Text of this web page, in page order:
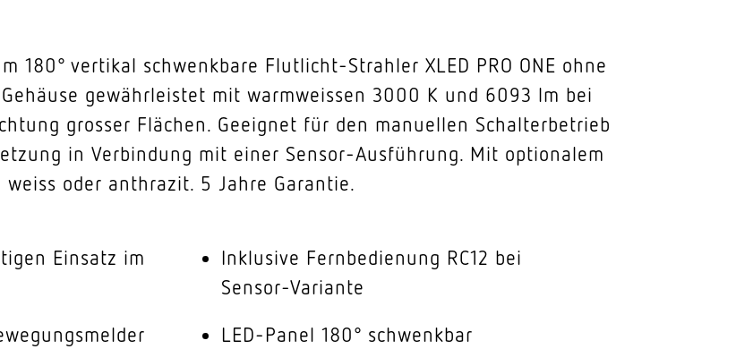
180° vertikal schwenkbare Flutlicht-Strahler XLED PRO ONE ohne
gewährleistet mit warmweissen 3000 K und 6093 lm bei
grosser Flächen. Geeignet für den manuellen Schalterbetrieb
in Verbindung mit einer Sensor-Ausführung. Mit optionalem
oder anthrazit. 5 Jahre Garantie.
Einsatz im
Inklusive Fernbedienung RC12 bei
Sensor-Variante
LED-Panel 180° schwenkbar